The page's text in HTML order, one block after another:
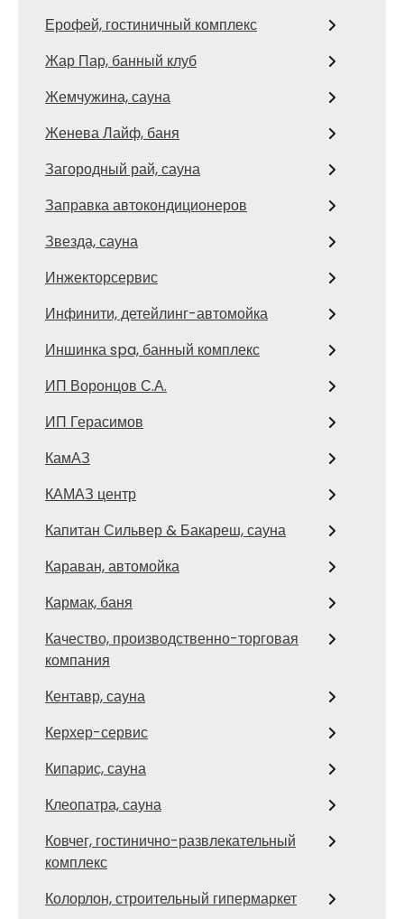
Ерофей, гостиничный комплекс
Жар Пар, банный клуб
Жемчужина, сауна
Женева Лайф, баня
Загородный рай, сауна
Заправка автокондиционеров
Звезда, сауна
Инжекторсервис
Инфинити, детейлинг-автомойка
Иншинка spa, банный комплекс
ИП Воронцов С.А.
ИП Герасимов
КамАЗ
КАМАЗ центр
Капитан Сильвер & Бакареш, сауна
Караван, автомойка
Кармак, баня
Качество, производственно-торговая
компания
Кентавр, сауна
Керхер-сервис
Кипарис, сауна
Клеопатра, сауна
Ковчег, гостинично-развлекательный
комплекс
Колорлон, строительный гипермаркет